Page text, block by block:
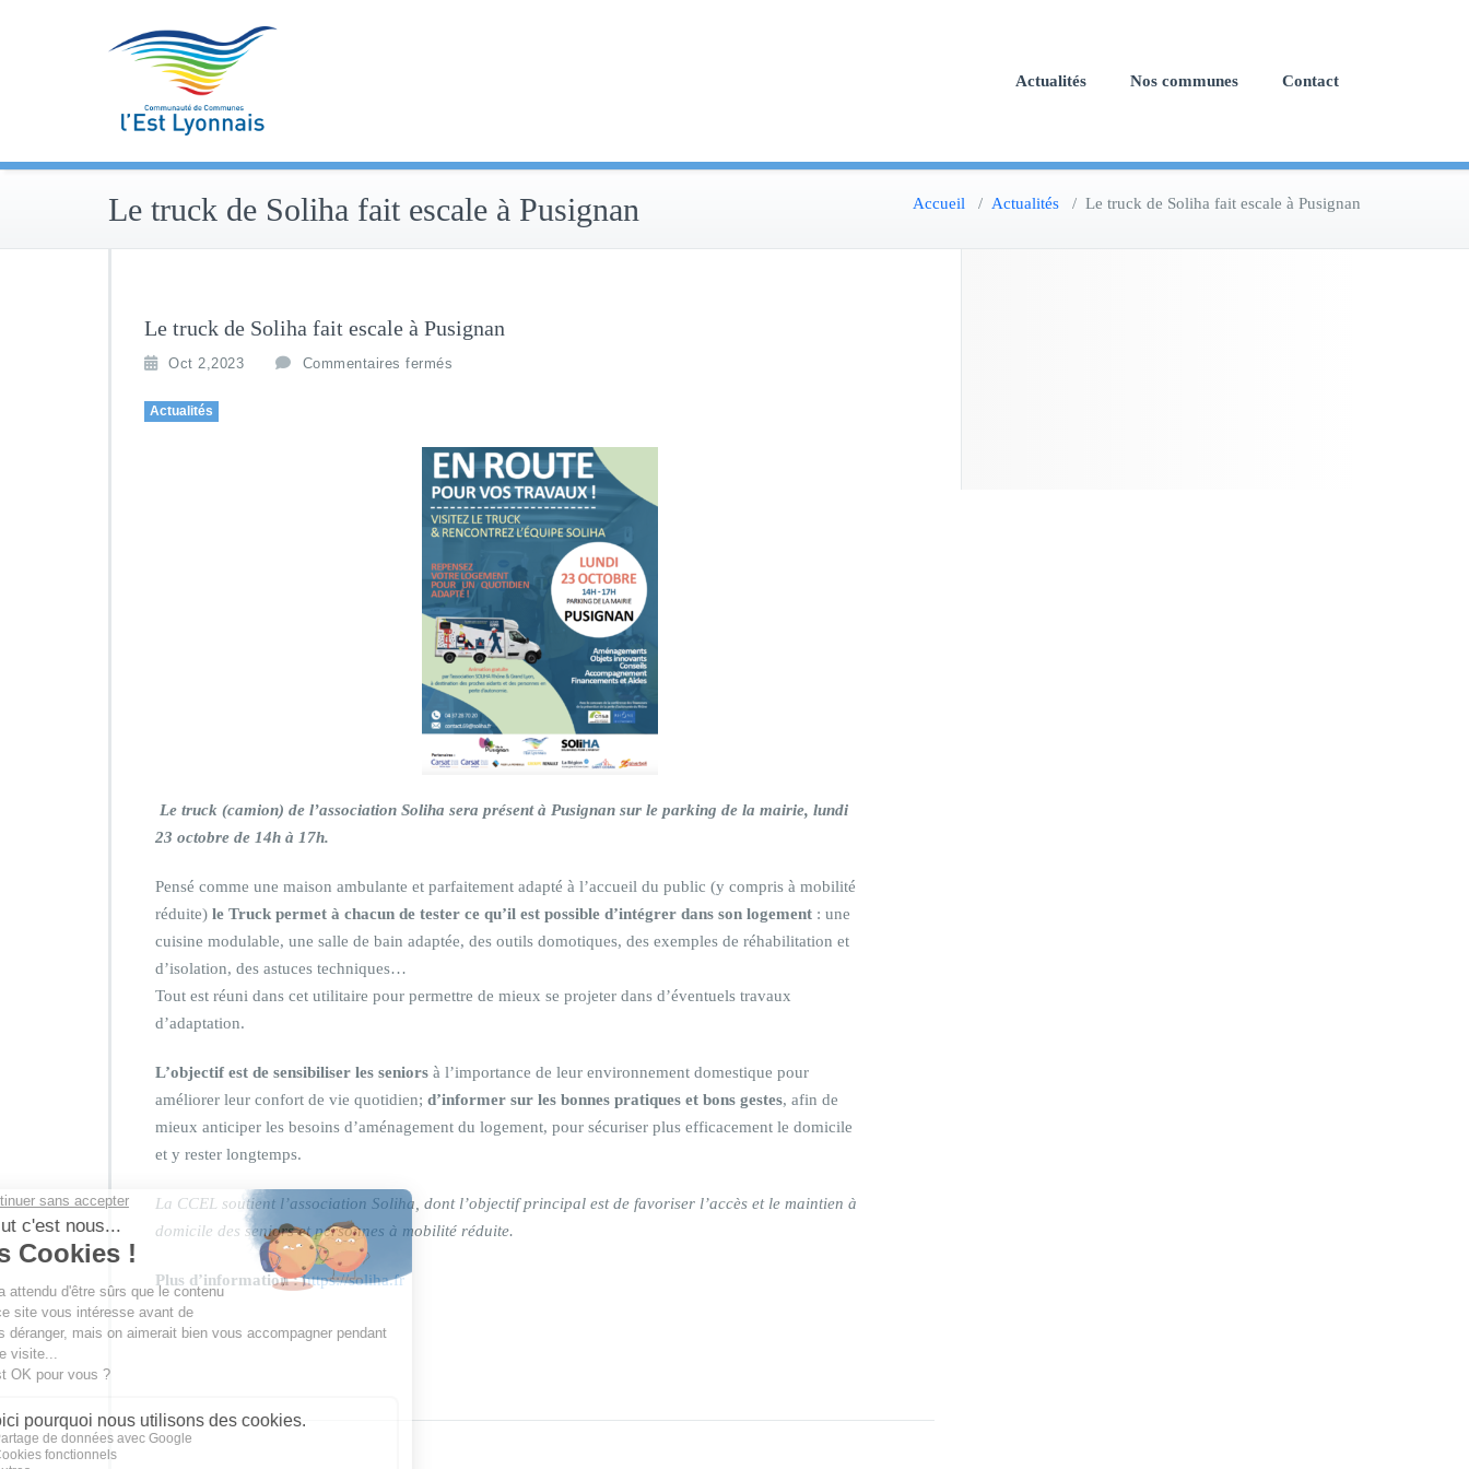
Actualités Nos communes Contact
Le truck de Soliha fait escale à Pusignan Accueil / Actualités / Le truck de Soliha fait escale à Pusignan
Le truck de Soliha fait escale à Pusignan
Oct 2,2023 Commentaires fermés
Actualités
Le truck (camion) de l’association Soliha sera présent à Pusignan sur le parking de la mairie, lundi
23 octobre de 14h à 17h.
Pensé comme une maison ambulante et parfaitement adapté à l’accueil du public (y compris à mobilité
réduite) le Truck permet à chacun de tester ce qu’il est possible d’intégrer dans son logement : une
cuisine modulable, une salle de bain adaptée, des outils domotiques, des exemples de réhabilitation et
d’isolation, des astuces techniques…
Tout est réuni dans cet utilitaire pour permettre de mieux se projeter dans d’éventuels travaux
d’adaptation.
L’objectif est de sensibiliser les seniors à l’importance de leur environnement domestique pour
améliorer leur confort de vie quotidien; d’informer sur les bonnes pratiques et bons gestes, afin de
mieux anticiper les besoins d’aménagement du logement, pour sécuriser plus efficacement le domicile
et y rester longtemps.
La CCEL soutient l’association Soliha, dont l’objectif principal est de favoriser l’accès et le maintien à
domicile des seniors et personnes à mobilité réduite.
Plus d’information : https://soliha.fr